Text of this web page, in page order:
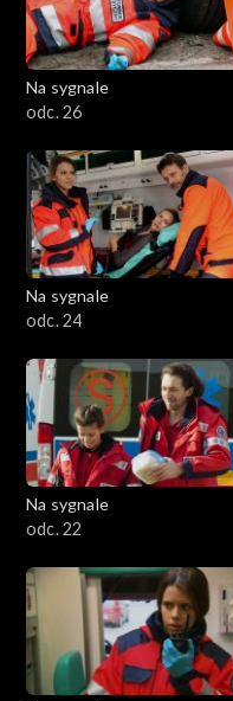
Na sygnale
odc. 26
Na sygnale
odc. 24
Na sygnale
odc. 22